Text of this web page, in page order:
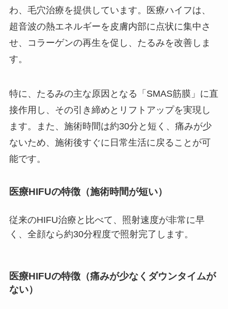
わ、毛穴治療を提供しています。医療ハイフは、
超音波の熱エネルギーを皮膚内部に点状に集中さ
せ、コラーゲンの再生を促し、たるみを改善しま
す。
特に、たるみの主な原因となる「SMAS筋膜」に直
接作用し、その引き締めとリフトアップを実現し
ます。また、施術時間は約30分と短く、痛みが少
ないため、施術後すぐに日常生活に戻ることが可
能です。
医療HIFUの特徴（施術時間が短い）
従来のHIFU治療と比べて、照射速度が非常に早
く、全顔なら約30分程度で照射完了します。
医療HIFUの特徴（痛みが少なくダウンタイムが
ない）